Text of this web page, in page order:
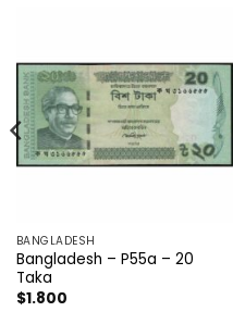
BANGLADESH
Bangladesh – P55a – 20
Taka
$1.800